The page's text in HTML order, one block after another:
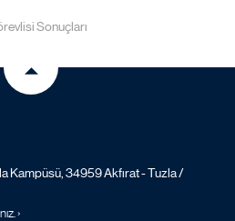
Sonuçları
Kampüsü, 34959 Akfırat - Tuzla /
›